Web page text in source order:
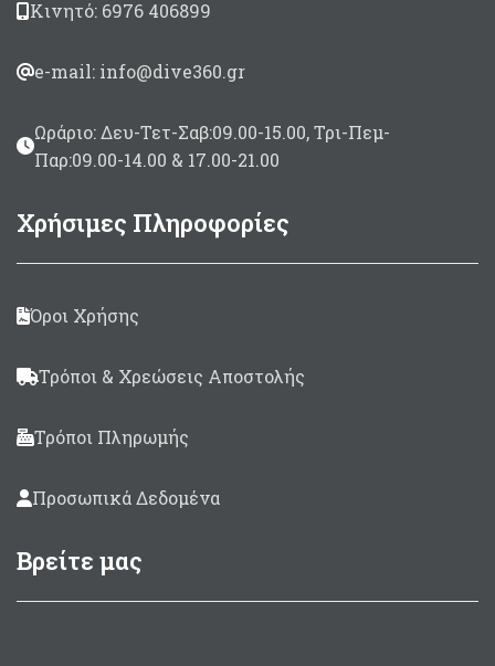
Κινητό: 6976 406899
e-mail: info@dive360.gr
Ωράριο: Δευ-Τετ-Σαβ:09.00-15.00, Τρι-Πεμ-
Παρ:09.00-14.00 & 17.00-21.00
Χρήσιμες Πληροφορίες
Όροι Χρήσης
Τρόποι & Χρεώσεις Αποστολής
Τρόποι Πληρωμής
Προσωπικά Δεδομένα
Βρείτε μας